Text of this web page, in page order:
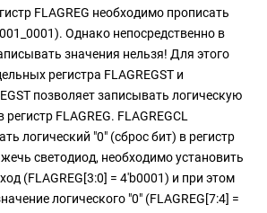
FLAGREG необходимо прописать
Однако непосредственно в
значения нельзя! Для этого
регистра FLAGREGST и
позволяет записывать логическую
FLAGREG. FLAGREGCL
логический "0" (сброс бит) в регистр
светодиод, необходимо установить
(FLAGREG[3:0] = 4'b0001) и при этом
логического "0" (FLAGREG[7:4] =